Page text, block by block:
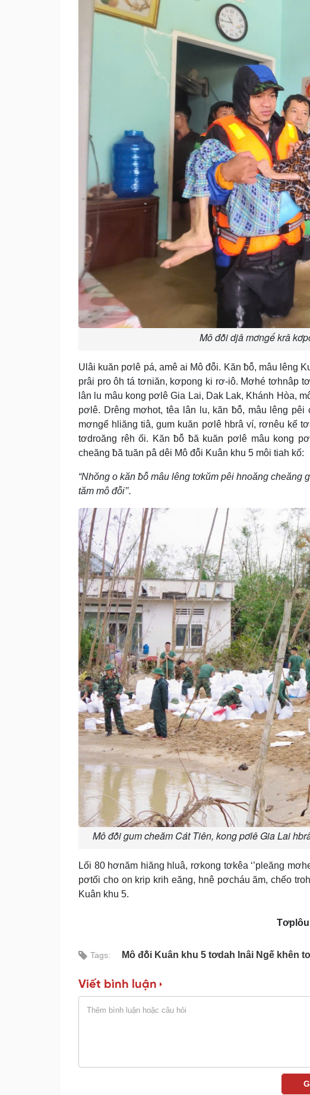
Mô đô̆i djâ mơngế krâ
Ulâi kuăn pơlê pá, amê ai Mô đô̆i. Kăn ƀô̆, mâu lêng
prâi pro ôh tá tơniăn, kơpong ki rơ-iô. Mơhé tơhnâp
lân lu mâu kong pơlê Gia Lai, Dak Lak, Khánh Hòa,
pơlê. Drêng mơhot, têa lân lu, kăn ƀô̆, mâu lêng
mơngế hliăng tiâ, gum kuăn pơlê hbrâ ví, rơnêu kế
tơdroăng rêh ối. Kăn ƀô̆ ƀă kuăn pơlê mâu kong
cheăng ƀă tuăn pâ dêi Mô đô̆i Kuân khu 5 môi tiah kố:
“Nhŏng o kăn ƀô̆ mâu lêng tơkŭm pêi hnoăng
tăm mô đô̆i’’.
Mô đô̆i gum cheăm Cát Tiên, kong pơlê Gia Lai
Lối 80 hơnăm hiăng hluâ, rơkong tơkêa ‘’pleăng
pơtối cho on krip krih eăng, hnê pơcháu ăm, chếo
Kuân khu 5.
Tags: Mô đô̆i Kuân khu 5 tơdah Inâi Ngế khên
Viết bình luận